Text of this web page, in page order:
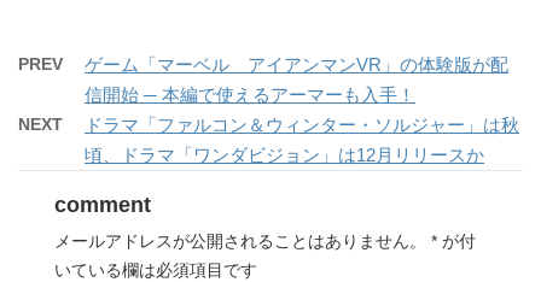
PREV
ゲーム「マーベル アイアンマンVR」の体験版が配
信開始 ─ 本編で使えるアーマーも入手！
NEXT
ドラマ「ファルコン＆ウィンター・ソルジャー」は秋
頃、ドラマ「ワンダビジョン」は12月リリースか
comment
メールアドレスが公開されることはありません。 * が付
いている欄は必須項目です